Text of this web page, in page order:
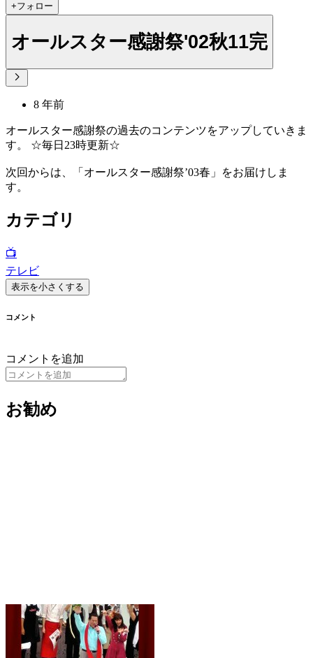
+フォロー
オールスター感謝祭'02秋11完
8 年前
オールスター感謝祭の過去のコンテンツをアップしていきま
す。 ☆毎日23時更新☆
次回からは、「オールスター感謝祭’03春」をお届けしま
す。
カテゴリ
📺
テレビ
表示を小さくする
コメント
コメントを追加
お勧め